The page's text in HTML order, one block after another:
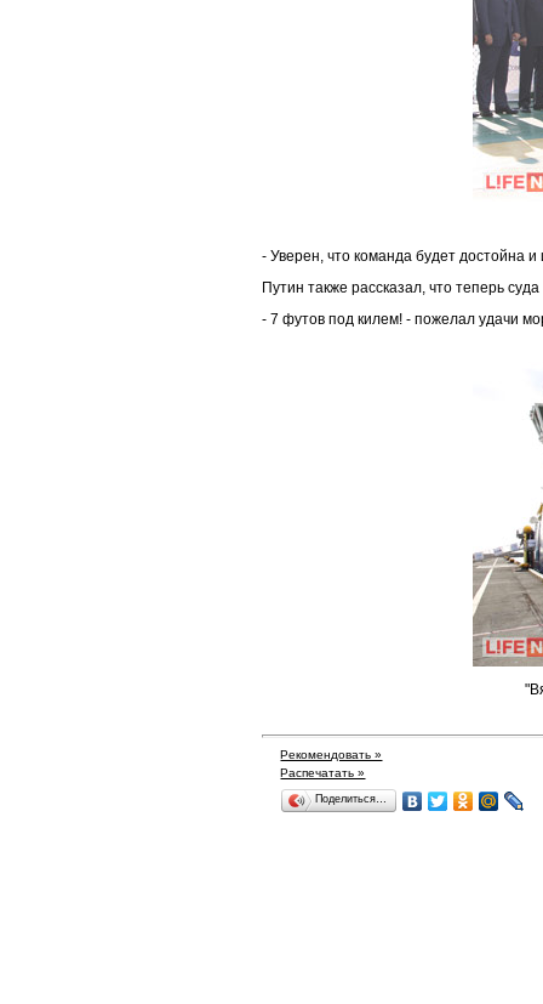
- Уверен, что команда будет достойна
Путин также рассказал, что теперь
- 7 футов под килем! - пожелал удачи
Рекомендовать »
Распечатать »
Поделиться…